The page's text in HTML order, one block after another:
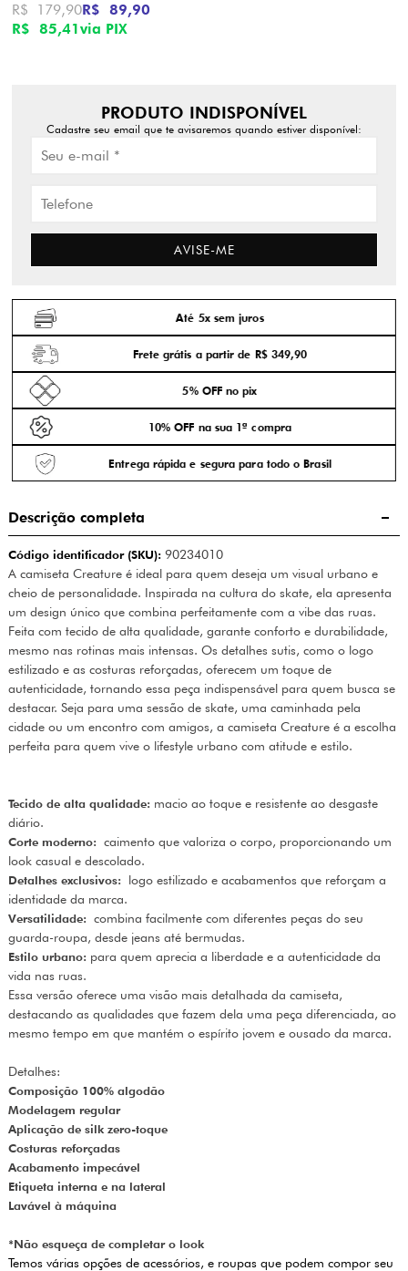
R$ 85,41via PIX
R$ 179,90R$ 89,90
PRODUTO INDISPONÍVEL
Cadastre seu email que te avisaremos quando estiver disponível:
AVISE-ME
Até 5x sem juros
Frete grátis a partir de R$ 349,90
5% OFF no pix
10% OFF na sua 1ª compra
Entrega rápida e segura para todo o Brasil
Descrição completa
Código identificador (SKU):90234010
A camiseta Creature é ideal para quem deseja um visual urbano e
cheio de personalidade. Inspirada na cultura do skate, ela apresenta
um design único que combina perfeitamente com a vibe das ruas.
Feita com tecido de alta qualidade, garante conforto e durabilidade,
mesmo nas rotinas mais intensas. Os detalhes sutis, como o logo
estilizado e as costuras reforçadas, oferecem um toque de
autenticidade, tornando essa peça indispensável para quem busca se
destacar. Seja para uma sessão de skate, uma caminhada pela
cidade ou um encontro com amigos, a camiseta Creature é a escolha
perfeita para quem vive o lifestyle urbano com atitude e estilo.
Tecido de alta qualidade: macio ao toque e resistente ao desgaste
diário.
Corte moderno: caimento que valoriza o corpo, proporcionando um
look casual e descolado.
Detalhes exclusivos: logo estilizado e acabamentos que reforçam a
identidade da marca.
Versatilidade: combina facilmente com diferentes peças do seu
guarda-roupa, desde jeans até bermudas.
Estilo urbano: para quem aprecia a liberdade e a autenticidade da
vida nas ruas.
Essa versão oferece uma visão mais detalhada da camiseta,
destacando as qualidades que fazem dela uma peça diferenciada, ao
mesmo tempo em que mantém o espírito jovem e ousado da marca.
Detalhes:
Composição 100% algodão
Modelagem regular
Aplicação de silk zero-toque
Costuras reforçadas
Acabamento impecável
Etiqueta interna e na lateral
Lavável à máquina
*Não esqueça de completar o look
Temos várias opções de acessórios, e roupas que podem compor seu